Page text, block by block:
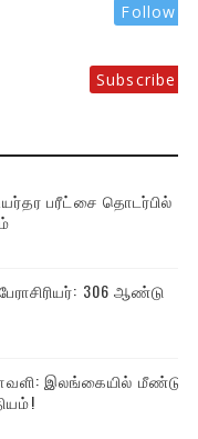
Follow
Subscribe
பரீட்சை தொடர்பில்
306 ஆண்டு
இலங்கையில் மீண்டும்